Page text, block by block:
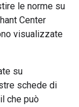
le norme su
Center
visualizzate
su
schede di
che può